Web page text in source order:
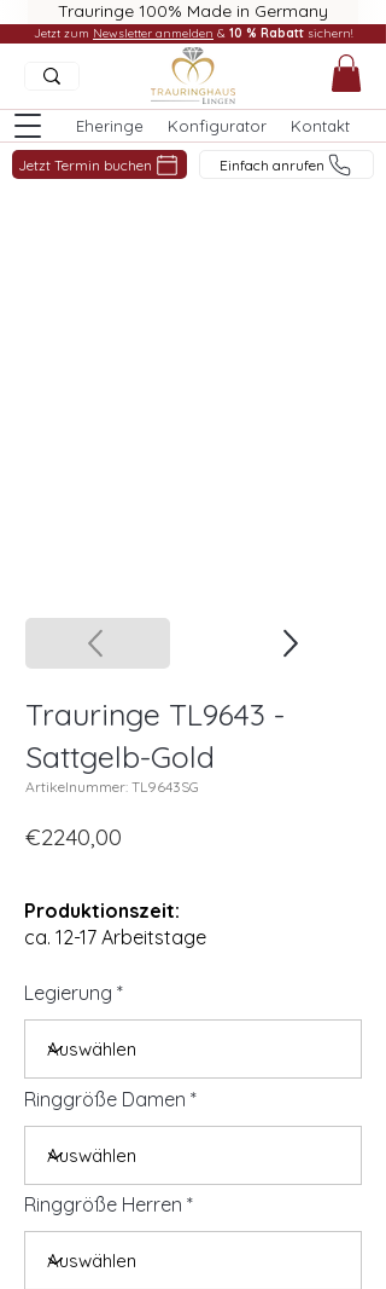
Trauringe 100% Made in Germany
Eheringe Konfigurator Kontakt
Jetzt Termin buchen Einfach anrufen
Jetzt zum Newsletter anmelden & 10 % Rabatt sichern!
Trauringe TL9643 -
Sattgelb-Gold
Artikelnummer: TL9643SG
€2240,00
Produktionszeit:
ca. 12-17 Arbeitstage
Legierung
Ringgröße Damen
Ringgröße Herren